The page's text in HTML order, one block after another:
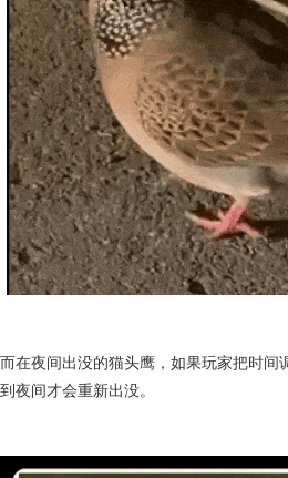
而在夜间出没的猫头鹰，如果玩家把时间
到夜间才会重新出没。